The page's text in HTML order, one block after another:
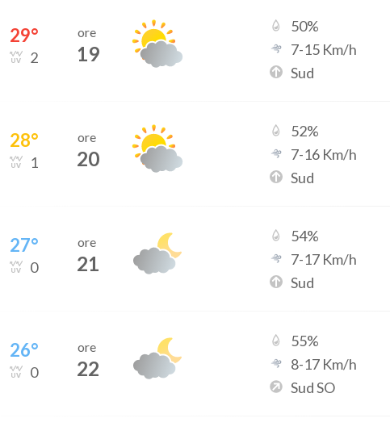
29°
2
ore
19
50%
7-15 Km/h
Sud
28°
1
ore
20
52%
7-16 Km/h
Sud
27°
0
ore
21
54%
7-17 Km/h
Sud
26°
0
ore
22
55%
8-17 Km/h
Sud SO